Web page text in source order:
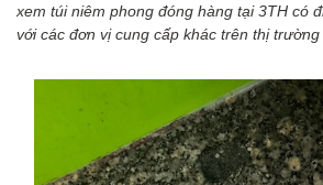
xem túi niêm phong đóng hàng tại 3TH có
với các đơn vị cung cấp khác trên thị trường